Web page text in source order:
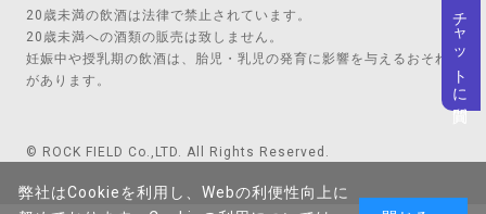
20歳未満の飲酒は法律で禁止されています。
20歳未満への酒類の販売は致しません。
妊娠中や授乳期の飲酒は、胎児・乳児の発育に影響を与えるおそれ
があります。
© ROCK FIELD Co.,LTD. All Rights Reserved.
チャットに質問
弊社はCookieを利用し、Webの利便性向上に